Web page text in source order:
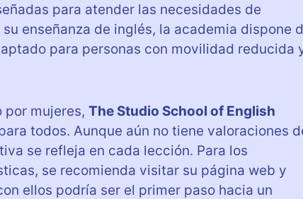
para atender las necesidades de
enseñanza de inglés, la academia dispone
para personas con movilidad reducida
por mujeres, The Studio School of English
todos. Aunque aún no tiene valoraciones
se refleja en cada lección. Para los
se recomienda visitar su página web y
ellos podría ser el primer paso hacia un